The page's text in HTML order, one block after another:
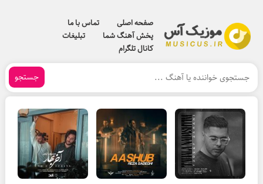
صفحه اصلی
تماس با ما
پخش آهنگ شما
تبلیغات
کانال تلگرام
جستجو